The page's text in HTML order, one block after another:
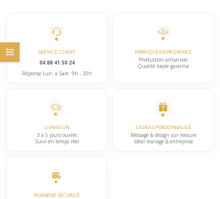
SERVICE CLIENT
04 88 41 50 24
Réponse Lun. à Sam. 9h - 20h
FABRIQUÉ EN PROVENCE
Production artisanale
Qualité locale garantie
LIVRAISON
3 à 5 jours ouvrés
Suivi en temps réel
CADEAU PERSONNALISÉ
Message & design sur mesure
Idéal mariage & entreprise
PAIEMENT SÉCURISÉ